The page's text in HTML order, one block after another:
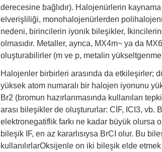
derecesine bağlıdır). Halojenürlerin kaynama
elverişliliği, monohalojenürlerden
nedeni, birincilerin iyonik bileşikler,
olmasıdır. Metaller, ayrıca, MX4m~ ya da
oluşturabilirler (m ve p, metalin yükseltgenme
Halojenler birbirleri arasında da etkileşirler;
yüksek atom numaralı bir halojen iyonunu
Br2 (bromun hazırlanmasında kullanılan
arası bileşikler de oluştururlar: CİF, ICI3, vb.
elektronegatiflik farkı ne kadar büyük olursa o
bileşik IF, en az kararlısıysa BrCI olur. Bu
kullanılırlarOksijenle on iki bileşik elde